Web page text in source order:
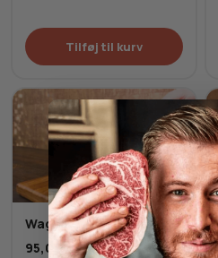
Tilføj til kurv
Wagyu Glace
95,00kr.